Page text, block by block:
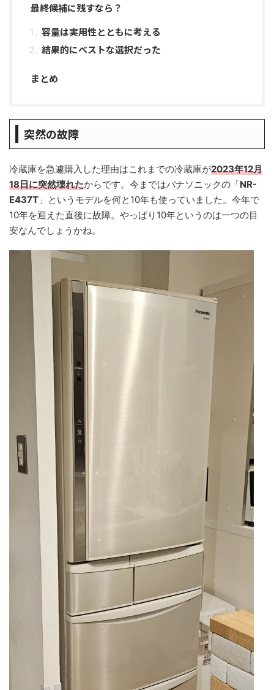
最終候補に残すなら？
容量は実用性とともに考える
結果的にベストな選択だった
まとめ
突然の故障
冷蔵庫を急遽購入した理由はこれまでの冷蔵庫が2023年12月
18日に突然壊れたからです。今まではパナソニックの「NR-
E437T 」というモデルを何と10年も使っていました。今年で
10年を迎えた直後に故障。やっぱり10年というのは一つの目
安なんでしょうかね。